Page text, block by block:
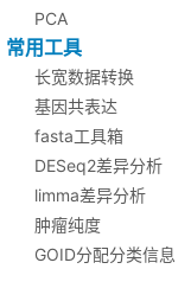
PCA
常用工具
长宽数据转换
基因共表达
fasta工具箱
DESeq2差异分析
limma差异分析
肿瘤纯度
GOID分配分类信息